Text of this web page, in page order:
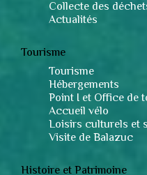
Collecte des
Actualités
Tourisme
Tourisme
Hébergements
Point I et Office de
Accueil vélo
Loisirs culturels et
Visite de Balazuc
Histoire et Patrimoine